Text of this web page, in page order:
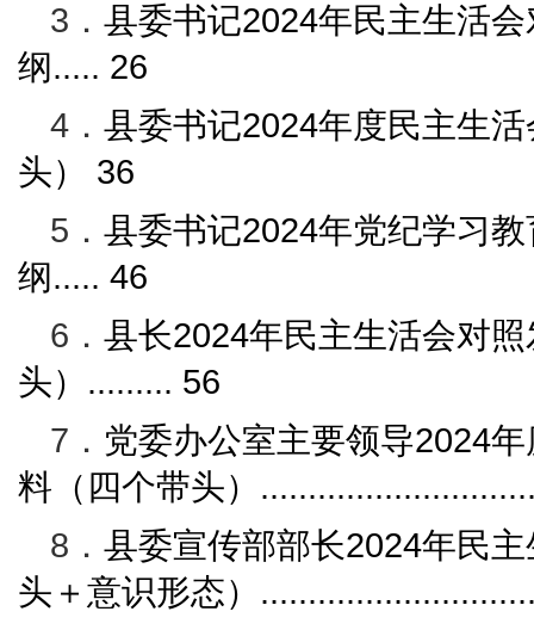
3． 县委书记2024年民主生活
纲..... 26
4． 县委书记2024年度民主生
头）
36
5． 县委书记2024年党纪学习
纲..... 46
6． 县长2024年民主生活会对
头） ......... 56
7． 党委办公室主要领导2024年
料（四个带头）
8． 县委宣传部部长2024年民
头＋ 意识形态）